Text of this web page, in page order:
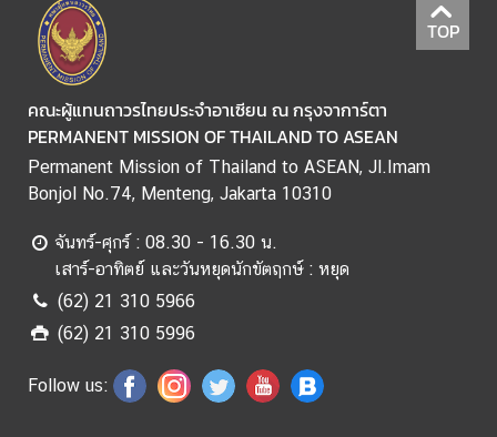
จ
|
B
s
i
n
e
s
s
A
E
TOP
คณะผู้แทนถาวรไทยประจำอาเซียน ณ กรุงจาการ์ตา
PERMANENT MISSION OF THAILAND TO ASEAN
Permanent Mission of Thailand to ASEAN, Jl.Imam
Bonjol No.74, Menteng, Jakarta 10310
จันทร์-ศุกร์ : 08.30 - 16.30 น.
เสาร์-อาทิตย์ และวันหยุดนักขัตฤกษ์ : หยุด
(62) 21 310 5966
(62) 21 310 5996
Follow us: